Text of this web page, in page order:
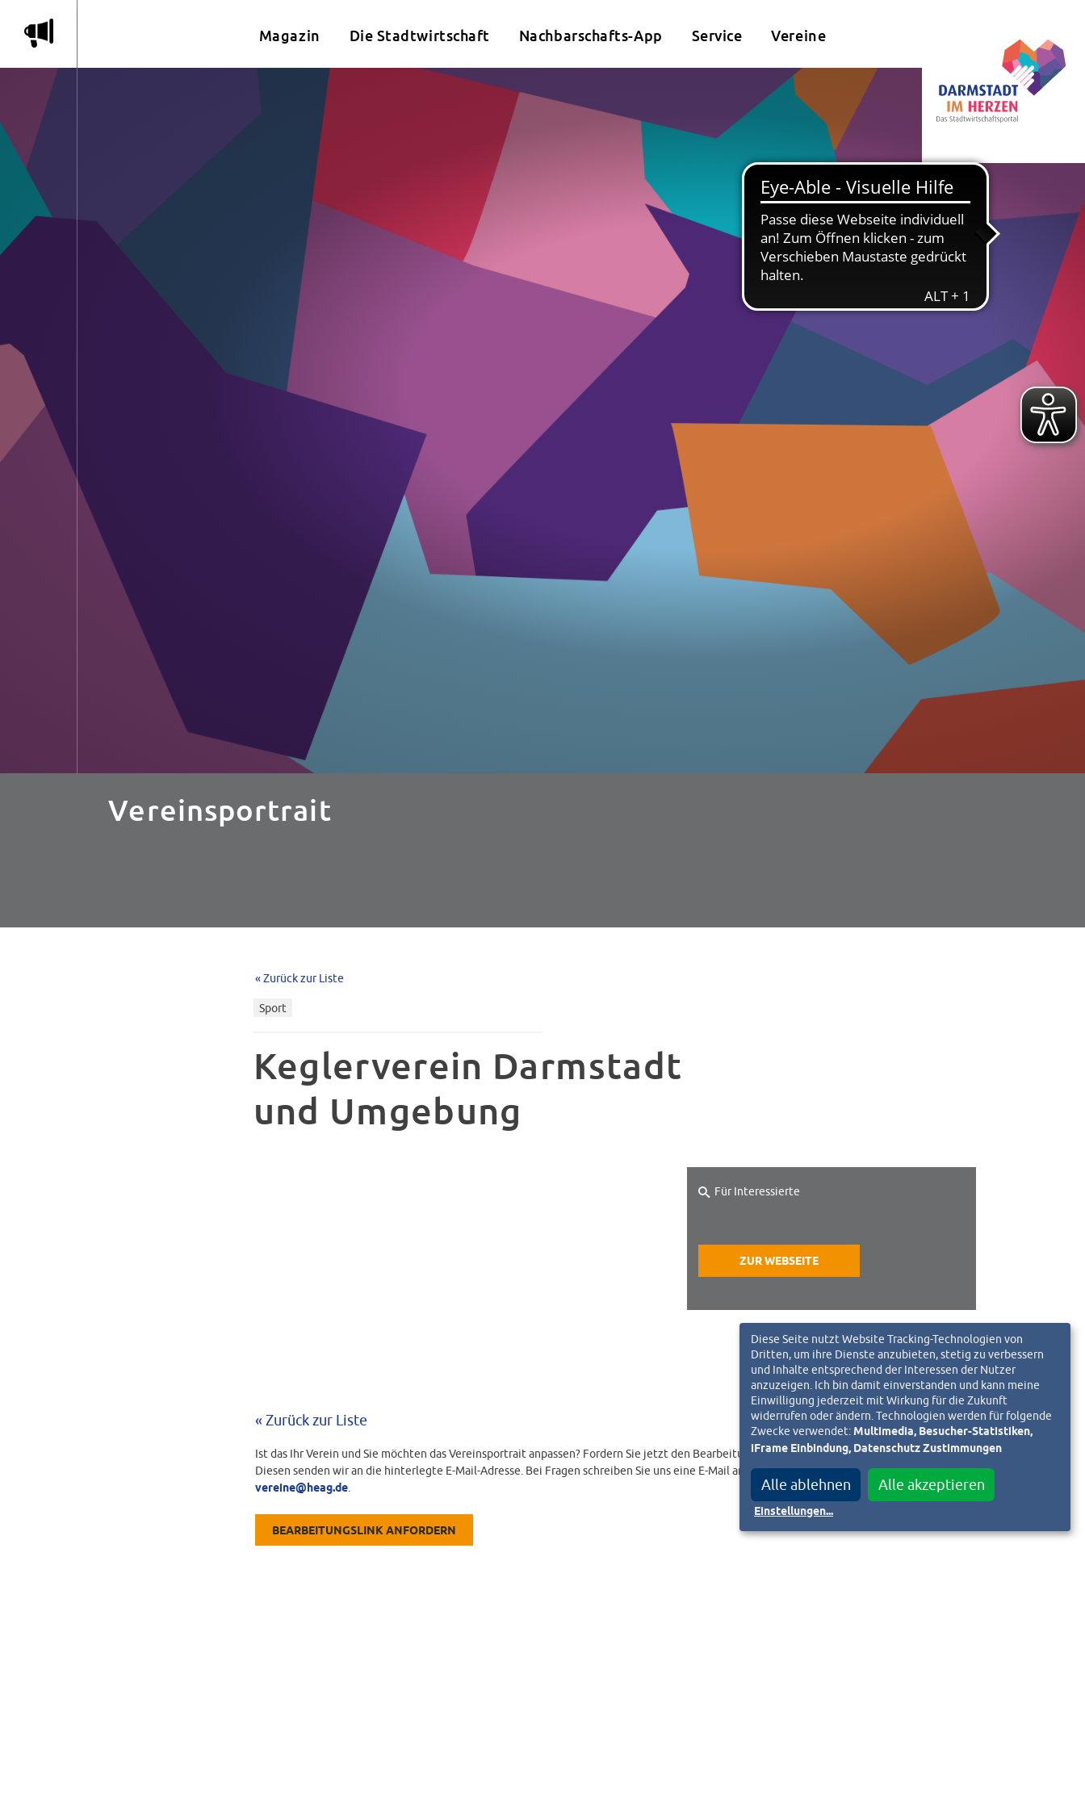
m Magazin Die Stadtwirtschaft Nachbarschafts-App Service Vereine
Vereinsportrait
« Zurück zur Liste
Sport
Keglerverein Darmstadt
und Umgebung
Für Interessierte
ZUR WEBSEITE
« Zurück zur Liste
Ist das Ihr Verein und Sie möchten das Vereinsportrait anpassen? Fordern Sie jetzt den Bearbeitungslink an.
Diesen senden wir an die hinterlegte E-Mail-Adresse. Bei Fragen schreiben Sie uns eine E-Mail an
vereine@heag.de.
BEARBEITUNGSLINK ANFORDERN
Diese Seite nutzt Website Tracking-Technologien von
Dritten, um ihre Dienste anzubieten, stetig zu verbessern
und Inhalte entsprechend der Interessen der Nutzer
anzuzeigen. Ich bin damit einverstanden und kann meine
Einwilligung jederzeit mit Wirkung für die Zukunft
widerrufen oder ändern. Technologien werden für folgende
Zwecke verwendet:Multimedia, Besucher-Statistiken,
iFrame Einbindung, Datenschutz Zustimmungen
Alle ablehnen Alle akzeptieren
Einstellungen...